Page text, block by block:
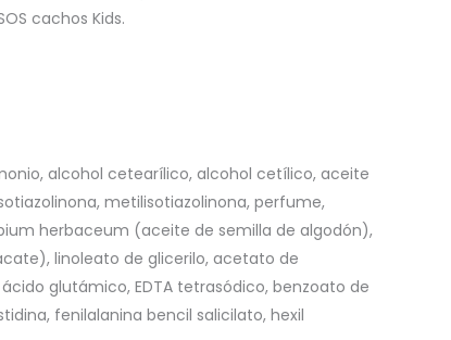
cachos Kids.
alcohol cetearílico, alcohol cetílico, aceite
metilisotiazolinona, perfume,
herbaceum (aceite de semilla de algodón),
linoleato de glicerilo, acetato de
glutámico, EDTA tetrasódico, benzoato de
fenilalanina bencil salicilato, hexil